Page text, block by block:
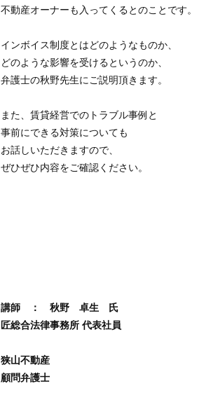
不動産オーナーも入ってくるとのことです。
インボイス制度とはどのようなものか、
どのような影響を受けるというのか、
弁護士の秋野先生にご説明頂きます。
また、賃貸経営でのトラブル事例と
事前にできる対策についても
お話しいただきますので、
ぜひぜひ内容をご確認ください。
講師 ： 秋野 卓生 氏
匠総合法律事務所 代表社員
狭山不動産
顧問弁護士